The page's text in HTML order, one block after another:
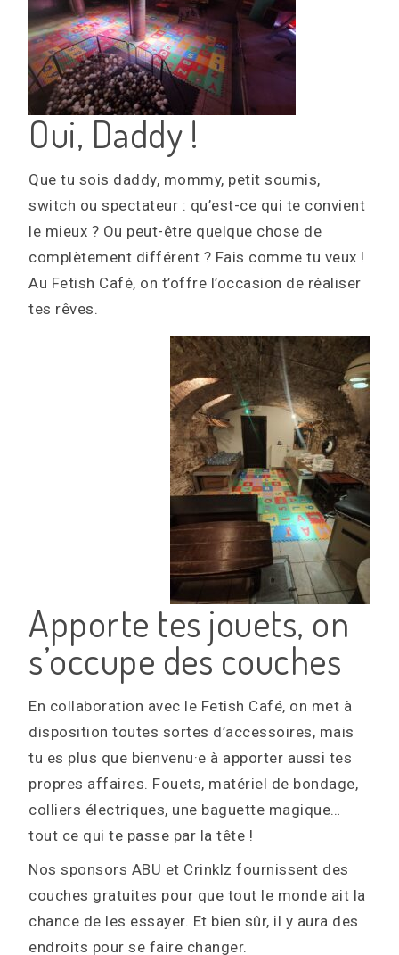
Oui, Daddy !
Que tu sois daddy, mommy, petit soumis,
switch ou spectateur : qu’est-ce qui te convient
le mieux ? Ou peut-être quelque chose de
complètement différent ? Fais comme tu veux !
Au Fetish Café, on t’offre l’occasion de réaliser
tes rêves.
Apporte tes jouets, on
s’occupe des couches
En collaboration avec le Fetish Café, on met à
disposition toutes sortes d’accessoires, mais
tu es plus que bienvenu·e à apporter aussi tes
propres affaires. Fouets, matériel de bondage,
colliers électriques, une baguette magique…
tout ce qui te passe par la tête !
Nos sponsors ABU et Crinklz fournissent des
couches gratuites pour que tout le monde ait la
chance de les essayer. Et bien sûr, il y aura des
endroits pour se faire changer.